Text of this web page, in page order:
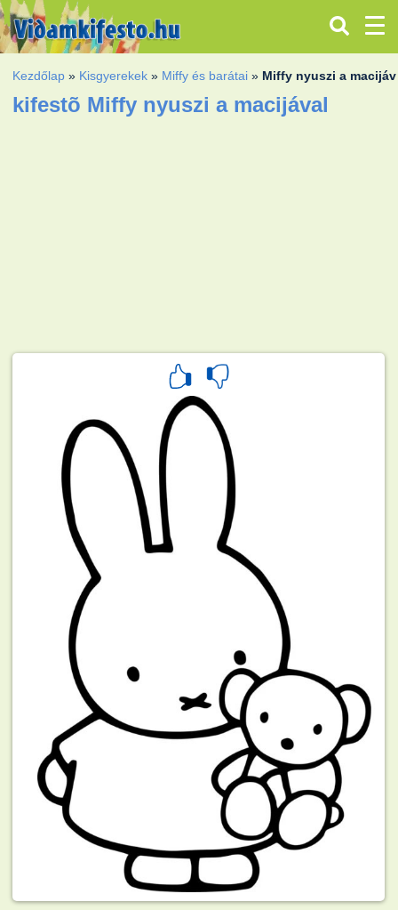
Kezdőlap » Kisgyerekek » Miffy és barátai » Miffy nyuszi a
kifestõ Miffy nyuszi a macijával